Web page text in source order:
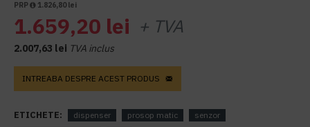
PRP 1.826,80 lei
1.659,20 lei + TVA
2.007,63 lei TVA inclus
INTREABA DESPRE ACEST PRODUS
ETICHETE: dispenser prosop matic
senzor